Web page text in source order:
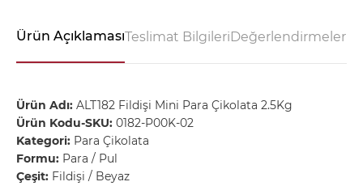
Ürün AçıklamasıTeslimat BilgileriDeğerlendirmeler -
Ürün Adı: ALT182 Fildişi Mini Para Çikolata 2.5Kg
Ürün Kodu-SKU: 0182-P00K-02
Kategori: Para Çikolata
Formu: Para / Pul
Çeşit: Fildişi / Beyaz